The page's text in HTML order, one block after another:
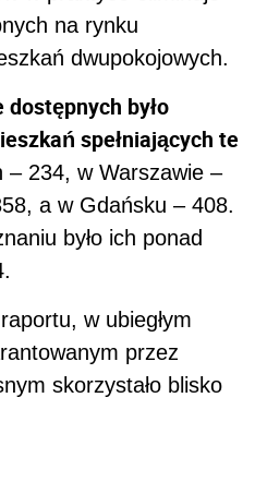
na rynku
dwupokojowych.
było
spełniających te
– 234, w Warszawie –
a w Gdańsku – 408.
było ich ponad
w ubiegłym
przez
skorzystało blisko